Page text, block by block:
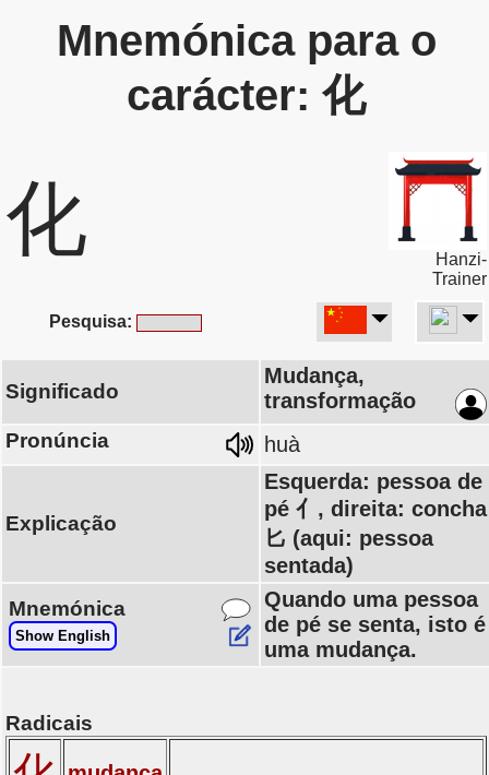
Mnemónica para o
carácter: 化
化
Hanzi-
Trainer
Pesquisa:
Significado
Mudança,
transformação
Pronúncia huà
Explicação
Esquerda: pessoa de
pé 亻, direita: concha
匕 (aqui: pessoa
sentada)
Mnemónica
Show English
Quando uma pessoa
de pé se senta, isto é
uma mudança.
Radicais